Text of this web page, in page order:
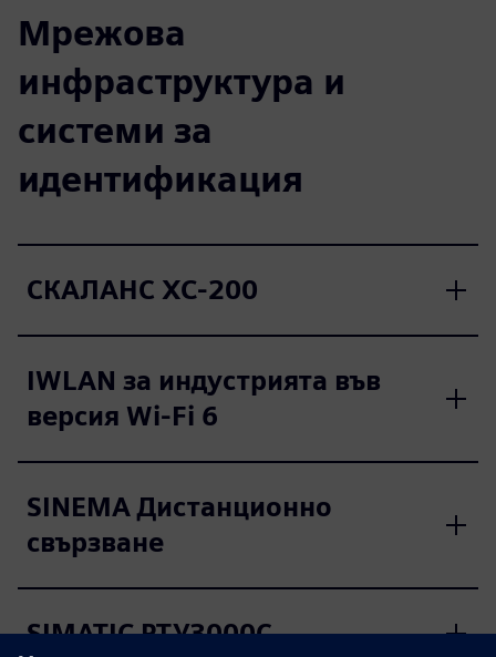
Мрежова
инфраструктура и
системи за
идентификация
СКАЛАНС XC-200
IWLAN за индустрията във
версия Wi-Fi 6
SINEMA Дистанционно
свързване
SIMATIC РТУ3000С